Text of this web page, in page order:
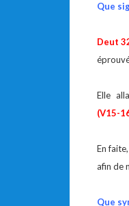
Que
Deut
Elle
(V15-
En
afin de
Que